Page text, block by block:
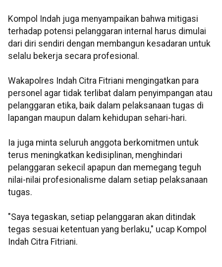
Kompol Indah juga menyampaikan bahwa mitigasi
terhadap potensi pelanggaran internal harus dimulai
dari diri sendiri dengan membangun kesadaran untuk
selalu bekerja secara profesional.
Wakapolres Indah Citra Fitriani mengingatkan para
personel agar tidak terlibat dalam penyimpangan atau
pelanggaran etika, baik dalam pelaksanaan tugas di
lapangan maupun dalam kehidupan sehari-hari.
Ia juga minta seluruh anggota berkomitmen untuk
terus meningkatkan kedisiplinan, menghindari
pelanggaran sekecil apapun dan memegang teguh
nilai-nilai profesionalisme dalam setiap pelaksanaan
tugas.
"Saya tegaskan, setiap pelanggaran akan ditindak
tegas sesuai ketentuan yang berlaku," ucap Kompol
Indah Citra Fitriani.